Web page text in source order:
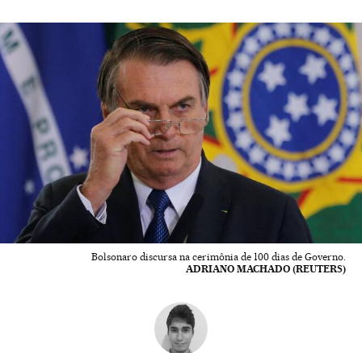
Bolsonaro discursa na cerimônia de 100 dias de Governo.
ADRIANO MACHADO (REUTERS)